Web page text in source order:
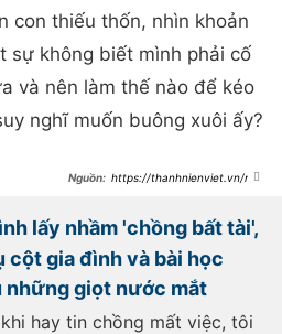
con thiếu thốn, nhìn khoản
sự không biết mình phải cố
và nên làm thế nào để kéo
nghĩ muốn buông xuôi ấy?
https://thanhnienviet.vn/ngo
giuong-moi-ngay-anh-deu-hoi-mot-
cau-khien-toi-khong-cam-duoc-
nuoc-mat-20926060422021729.htm
lấy nhầm 'chồng bất tài',
cột gia đình và bài học
những giọt nước mắt
khi hay tin chồng mất việc, tôi